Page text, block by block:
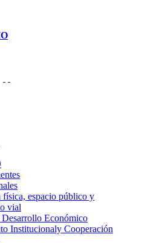
física, espacio público y
vial
Económico
Institucionaly Cooperación